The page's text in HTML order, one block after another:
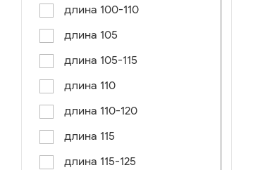
длина 100-110
длина 105
длина 105-115
длина 110
длина 110-120
длина 115
длина 115-125